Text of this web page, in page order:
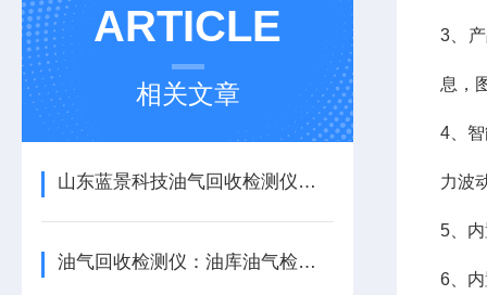
ARTICLE
相关文章
山东蓝景科技油气回收检测仪，开启油气检测新时代
油气回收检测仪：油库油气检测的关键帮手
3、
息，
4、
力波
5、
6、